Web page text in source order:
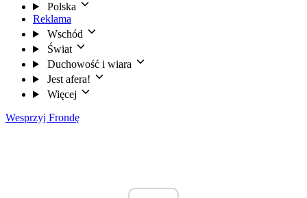
Polska
Reklama
Wschód
Świat
Duchowość i wiara
Jest afera!
Więcej
Wesprzyj Frondę